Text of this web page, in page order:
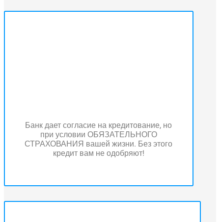
Банк дает согласие на кредитование, но
при условии ОБЯЗАТЕЛЬНОГО
СТРАХОВАНИЯ вашей жизни. Без этого
кредит вам не одобряют!